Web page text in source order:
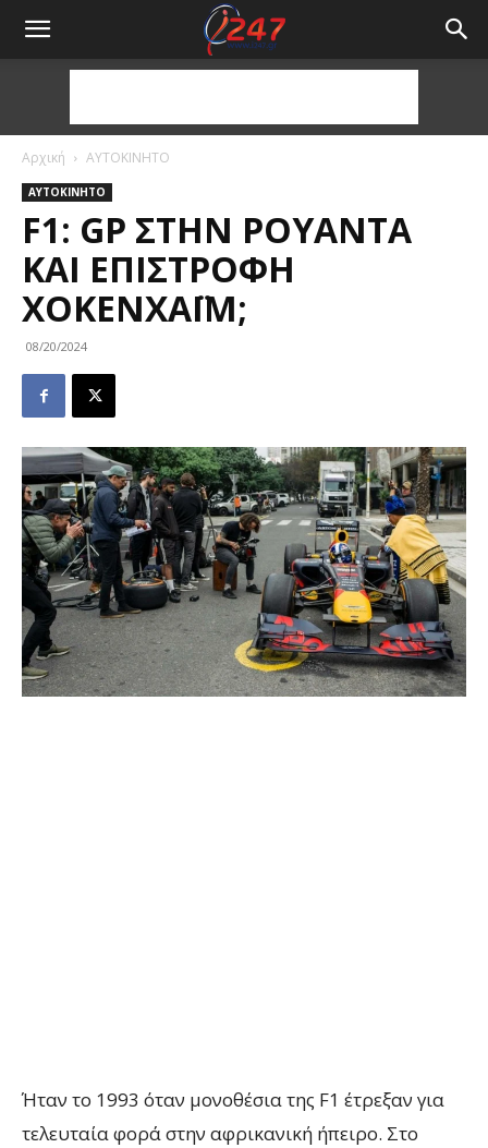
Αρχική ΑΥΤΟΚΙΝΗΤΟ
ΑΥΤΟΚΙΝΗΤΟ
F1: GP ΣΤΗΝ ΡΟΥΆΝΤΑ
ΚΑΙ ΕΠΙΣΤΡΟΦΉ
ΧΌΚΕΝΧΑΪΜ;
08/20/2024
Ήταν το 1993 όταν μονοθέσια της F1 έτρεξαν για
τελευταία φορά στην αφρικανική ήπειρο. Στο